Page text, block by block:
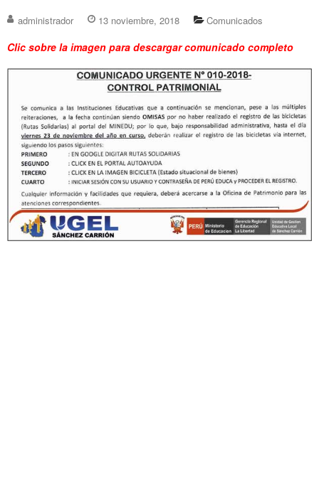
administrador 13 noviembre, 2018 Comunicados
Clic sobre la imagen para descargar comunicado completo